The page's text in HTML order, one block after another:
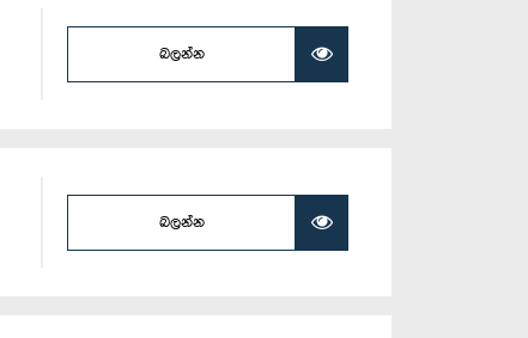
බලන්න
බලන්න